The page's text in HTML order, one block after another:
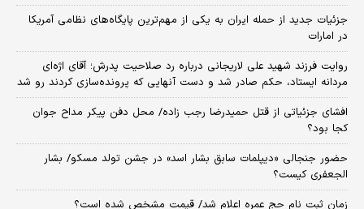
جزئیات جدید از حمله ایران به یکی از مهم‌ترین پایگاه‌های نظامی آمریکا
در امارات
روایت فرزند شهید علی لاریجانی درباره رد صلاحیت پدرش؛ آقای اژه‌ای
مردانه ایستاد، حکم صادر شد و دست آنهایی که پرونده‌سازی کردند رو شد
افشای جزئیاتی از قتل حمیدرضا رجب زاده/ محل دفن پیکر مداح جوان
کجا بود؟
حضور جنجالی «دیپلمات سابق بشار اسد» در جشن تولد مسکو/ بشار
الجعفری کیست؟
زمان ثبت‌ نام حج عمره اعلام شد/ قیمت مشخص شده است؟